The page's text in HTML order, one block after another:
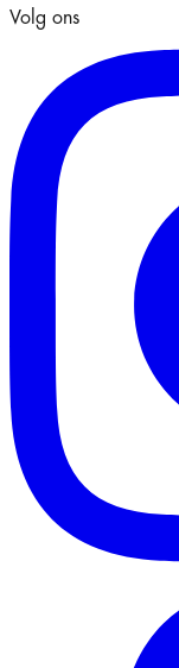
Volg ons